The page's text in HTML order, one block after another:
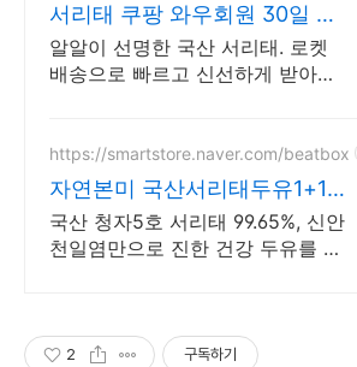
서리태 쿠팡 와우회원 30일 반
품
알알이 선명한 국산 서리태. 로켓
배송으로 빠르고 신선하게 받아보
를 쿠팡에서.
https://smartstore.naver.com/beatbox
자연본미 국산서리태두유1+1
1+1 50% 특가 세일
국산 청자5호 서리태 99.65%, 신안
천일염만으로 진한 건강 두유를 완
2 구독하기